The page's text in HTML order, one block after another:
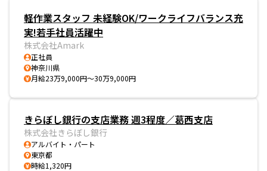
軽作業スタッフ 未経験OK/ワークライフバランス充
実!若手社員活躍中
株式会社Amark
正社員
神奈川県
月給23万9,000円～30万9,000円
きらぼし銀行の支店業務 週3程度／葛西支店
株式会社きらぼし銀行
アルバイト・パート
東京都
時給1,320円